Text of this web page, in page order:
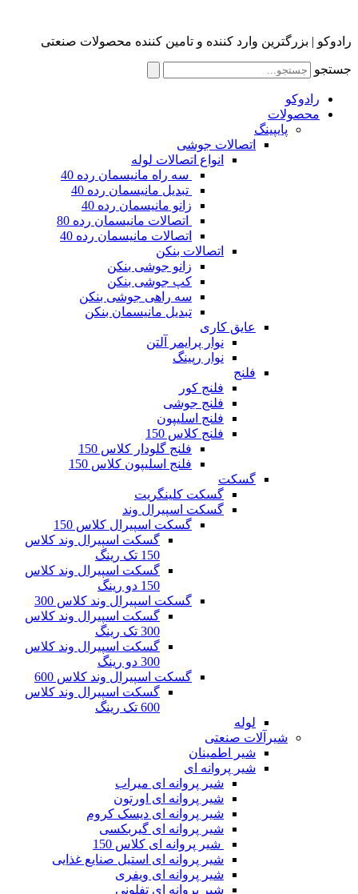
رادوکو | بزرگترین وارد کننده و تامین کننده محصولات صنعتی
جستجو
رادوکو
محصولات
پایپینگ
اتصالات جوشی
انواع اتصالات لوله
سه راه مانیسمان رده 40
تبدیل مانیسمان رده 40
زانو مانیسمان رده 40
اتصالات مانیسمان رده 80
اتصالات مانیسمان رده 40
اتصالات بنکن
زانو جوشی بنکن
کپ جوشی بنکن
سه راهی جوشی بنکن
تبدیل مانیسمان بنکن
عایق کاری
نوار پرایمر آلتن
نوار رپینگ
فلنج
فلنج کور
فلنج جوشی
فلنج اسلیپون
فلنج کلاس 150
فلنج گلودار کلاس 150
فلنج اسلیپون کلاس 150
گسکت
گسکت کلینگریت
گسکت اسپیرال وند
گسکت اسپیرال کلاس 150
گسکت اسپیرال وند کلاس
150 تک رینگ
گسکت اسپیرال وند کلاس
150 دو رینگ
گسکت اسپیرال وند کلاس 300
گسکت اسپیرال وند کلاس
300 تک رینگ
گسکت اسپیرال وند کلاس
300 دو رینگ
گسکت اسپیرال وند کلاس 600
گسکت اسپیرال وند کلاس
600 تک رینگ
لوله
شیرآلات صنعتی
شیر اطمینان
شیر پروانه ای
شیر پروانه ای میراب
شیر پروانه ای اورتون
شیر پروانه ای دیسک کروم
شیر پروانه ای گیربکسی
شیر پروانه ای کلاس 150
شیر پروانه ای استیل صنایع غذایی
شیر پروانه ای ویفری
شیر پروانه ای تفلونی